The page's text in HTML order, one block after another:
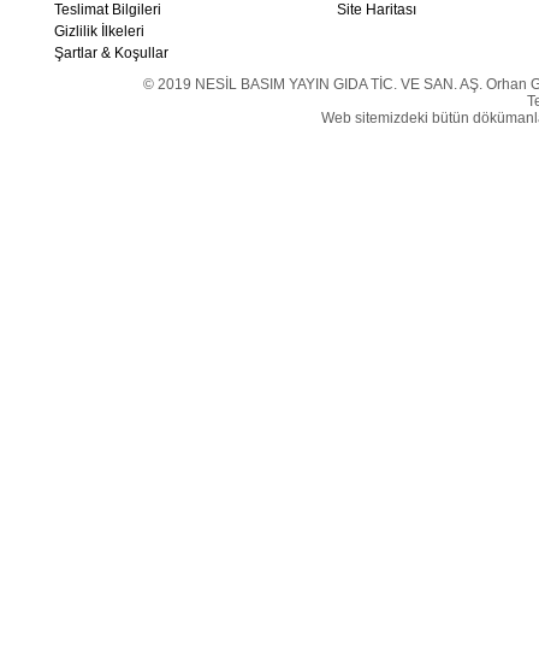
Teslimat Bilgileri
Gizlilik İlkeleri
Şartlar & Koşullar
Site Haritası
© 2019 NESİL BASIM YAYIN GIDA TİC. VE SAN. AŞ.
Web sitemizdeki bütün